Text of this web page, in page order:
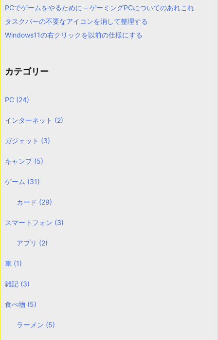
PCでゲームをやるために – ゲーミングPCについてのあれこれ
タスクバーの不要なアイコンを消して整理する
Windows11の右クリックを以前の仕様にする
カテゴリー
PC (24)
インターネット (2)
ガジェット (3)
キャンプ (5)
ゲーム (31)
カード (29)
スマートフォン (3)
アプリ (2)
車 (1)
雑記 (3)
食べ物 (5)
ラーメン (5)